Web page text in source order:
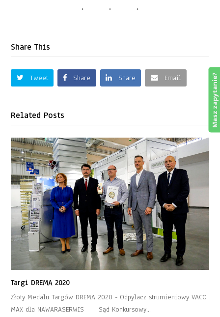
Share This
Tweet Share Share Email
Related Posts
Targi DREMA 2020
Złoty Medalu Targów DREMA 2020 - Odpylacz strumieniowy VACO
MAX dla NAWARASERWIS Sąd Konkursowy…
Masz zapytanie?